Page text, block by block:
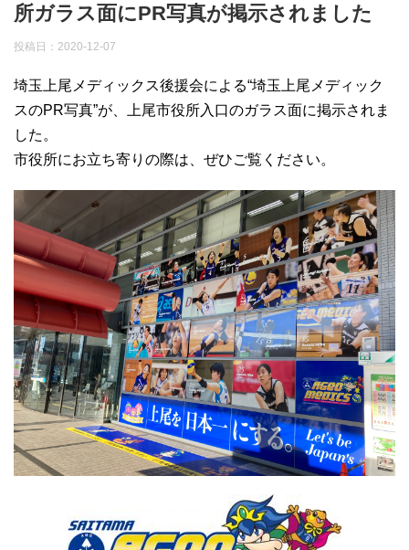
所ガラス面にPR写真が掲示されました
投稿日： 2020-12-07
埼玉上尾メディックス後援会による“埼玉上尾メディック
スのPR写真”が、上尾市役所入口のガラス面に掲示されま
した。
市役所にお立ち寄りの際は、ぜひご覧ください。